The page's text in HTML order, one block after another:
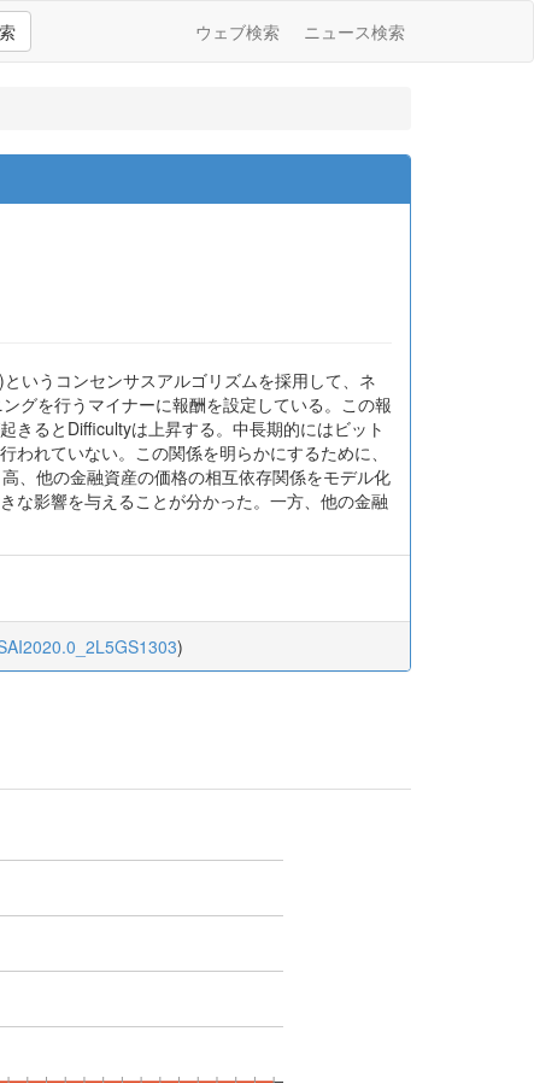
ウェブ検索 ニュース検索
いうコンセンサスアルゴリズムを採用して、ネ
グを行うマイナーに報酬を設定している。この報
きるとDifficultyは上昇する。中長期的にはビット
れていない。この関係を明らかにするために、
、他の金融資産の価格の相互依存関係をモデル化
な影響を与えることが分かった。一方、他の金融
)